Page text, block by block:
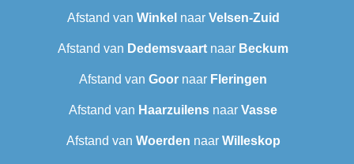
Afstand van Winkel naar Velsen-Zuid
Afstand van Dedemsvaart naar Beckum
Afstand van Goor naar Fleringen
Afstand van Haarzuilens naar Vasse
Afstand van Woerden naar Willeskop